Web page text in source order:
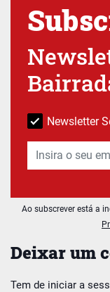
Deixar um
Tem de iniciar a
Newsletter
Ao subscrever está a